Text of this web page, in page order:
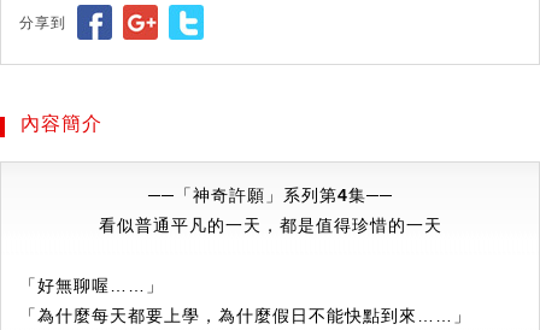
分享到
內容簡介
──「神奇許願」系列第4集──
看似普通平凡的一天，都是值得珍惜的一天
「好無聊喔……」
「為什麼每天都要上學，為什麼假日不能快點到來……」